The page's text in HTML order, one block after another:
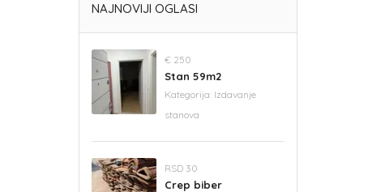
NAJNOVIJI OGLASI
€ 250
Stan 59m2
Kategorija: Izdavanje
stanova
RSD 30
Crep biber